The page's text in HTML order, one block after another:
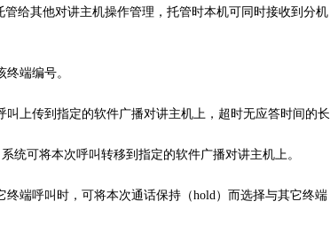
给其他对讲主机操作管理，托管时本机可同时接收到分机
终端编号。
上传到指定的软件广播对讲主机上，超时无应答时间的长
统可将本次呼叫转移到指定的软件广播对讲主机上。
端呼叫时，可将本次通话保持（hold）而选择与其它终端